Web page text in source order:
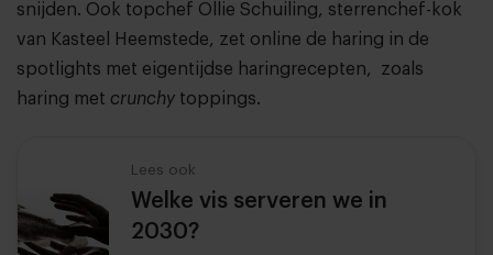
snijden. Ook topchef Ollie Schuiling, sterrenchef-kok
van Kasteel Heemstede, zet online de haring in de
spotlights met eigentijdse haringrecepten, zoals
haring met crunchy toppings.
Lees ook
Welke vis serveren we in
2030?